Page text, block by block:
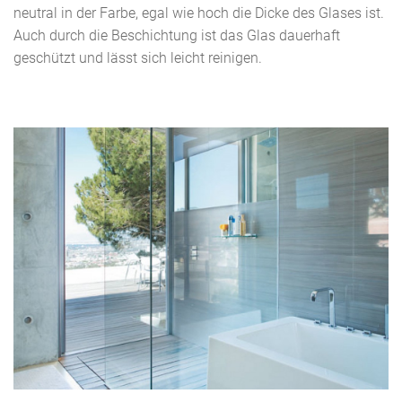
neutral in der Farbe, egal wie hoch die Dicke des Glases ist.
Auch durch die Beschichtung ist das Glas dauerhaft
geschützt und lässt sich leicht reinigen.